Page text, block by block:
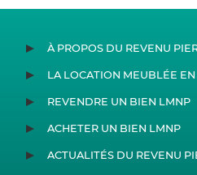
À PROPOS DU REVENU
LA LOCATION MEUBLÉE
REVENDRE UN BIEN LMNP
ACHETER UN BIEN LMNP
ACTUALITÉS DU REVENU